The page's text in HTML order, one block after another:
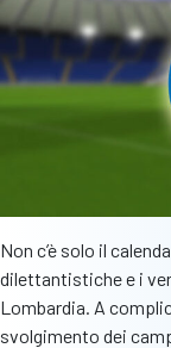
Non c’è solo il
dilettantistiche e i
Lombardia. A
svolgimento dei